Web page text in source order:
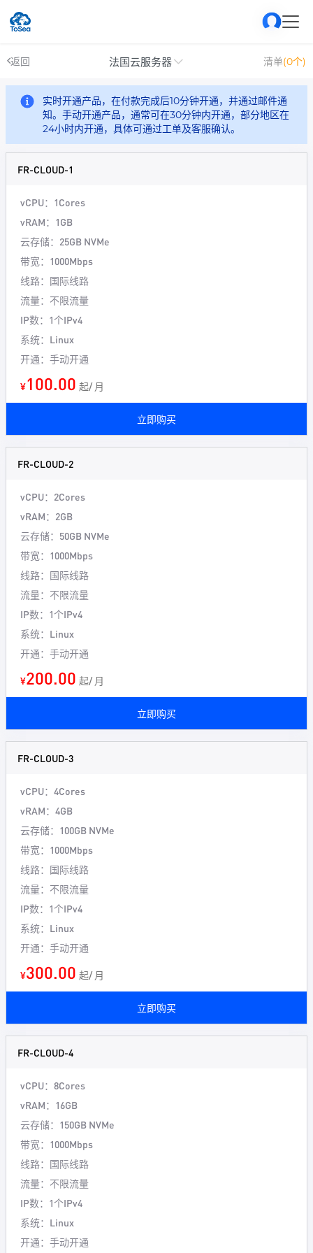
返回 法国云服务器 清单(0个)
实时开通产品，在付款完成后10分钟开通，并通过邮件通
知。手动开通产品，通常可在30分钟内开通，部分地区在
24小时内开通，具体可通过工单及客服确认。
FR-CLOUD-1
vCPU：1Cores
vRAM：1GB
云存储：25GB NVMe
带宽：1000Mbps
线路：国际线路
流量：不限流量
IP数：1个IPv4
系统：Linux
开通：手动开通
¥100.00 起/ 月
立即购买
FR-CLOUD-2
vCPU：2Cores
vRAM：2GB
云存储：50GB NVMe
带宽：1000Mbps
线路：国际线路
流量：不限流量
IP数：1个IPv4
系统：Linux
开通：手动开通
¥200.00 起/ 月
立即购买
FR-CLOUD-3
vCPU：4Cores
vRAM：4GB
云存储：100GB NVMe
带宽：1000Mbps
线路：国际线路
流量：不限流量
IP数：1个IPv4
系统：Linux
开通：手动开通
¥300.00 起/ 月
立即购买
FR-CLOUD-4
vCPU：8Cores
vRAM：16GB
云存储：150GB NVMe
带宽：1000Mbps
线路：国际线路
流量：不限流量
IP数：1个IPv4
系统：Linux
开通：手动开通